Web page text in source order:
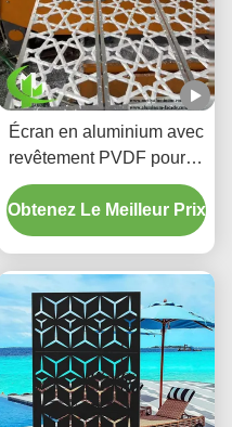
Écran en aluminium avec
revêtement PVDF pour le
contrôle de la lumière et
de l'ombre
Obtenez Le Meilleur Prix